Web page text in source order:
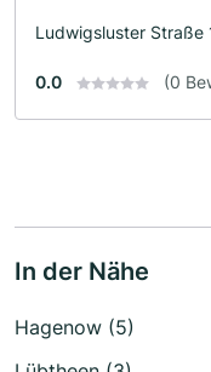
Ludwigsluster Straße
0.0 (0
In der Nähe
Hagenow (5)